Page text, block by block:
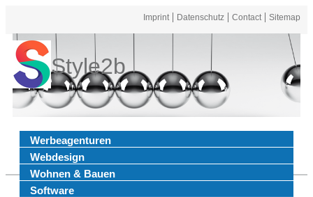
Imprint Datenschutz Contact Sitemap
Style2b
Werbeagenturen
Webdesign
Wohnen & Bauen
Software